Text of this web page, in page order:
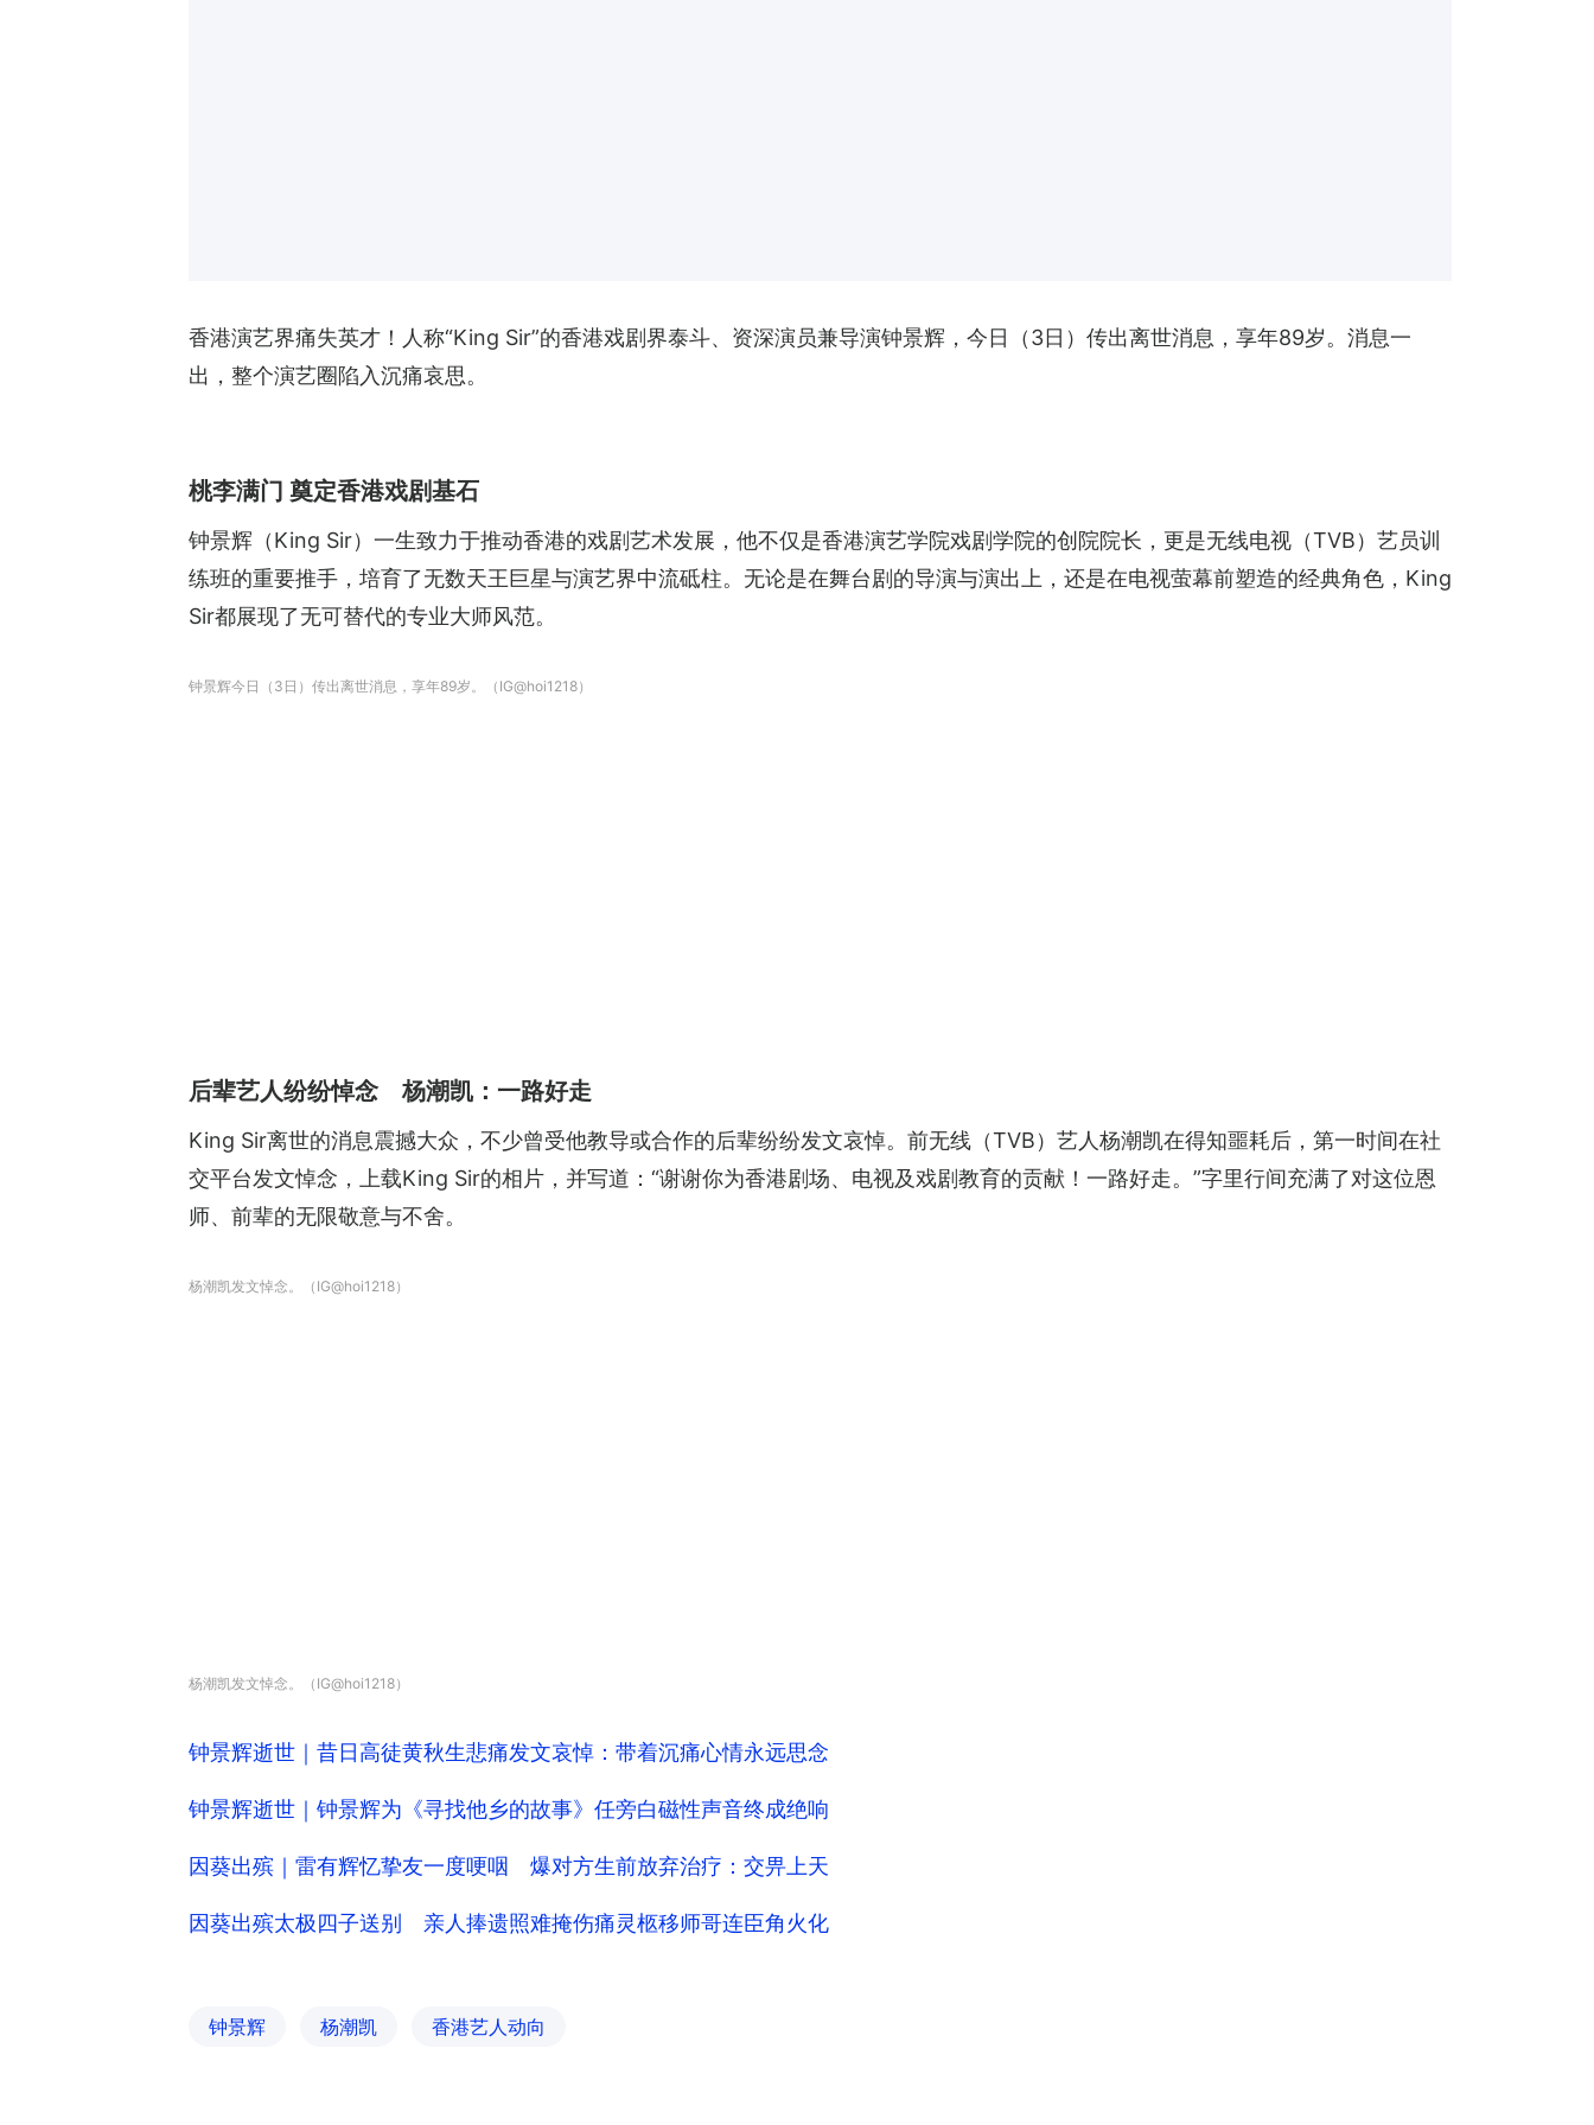
香港演艺界痛失英才！人称“King Sir”的香港戏剧界泰斗、资深演员兼导演钟景辉，今日（3日）传出离世消息，享年89岁。消息一
出，整个演艺圈陷入沉痛哀思。
桃李满门 奠定香港戏剧基石
钟景辉（King Sir）一生致力于推动香港的戏剧艺术发展，他不仅是香港演艺学院戏剧学院的创院院长，更是无线电视（TVB）艺员训
练班的重要推手，培育了无数天王巨星与演艺界中流砥柱。无论是在舞台剧的导演与演出上，还是在电视萤幕前塑造的经典角色，King
Sir都展现了无可替代的专业大师风范。
钟景辉今日（3日）传出离世消息，享年89岁。（IG@hoi1218）
后辈艺人纷纷悼念 杨潮凯：一路好走
King Sir离世的消息震撼大众，不少曾受他教导或合作的后辈纷纷发文哀悼。前无线（TVB）艺人杨潮凯在得知噩耗后，第一时间在社
交平台发文悼念，上载King Sir的相片，并写道：“谢谢你为香港剧场、电视及戏剧教育的贡献！一路好走。”字里行间充满了对这位恩
师、前辈的无限敬意与不舍。
杨潮凯发文悼念。（IG@hoi1218）
杨潮凯发文悼念。（IG@hoi1218）
钟景辉逝世｜昔日高徒黄秋生悲痛发文哀悼：带着沉痛心情永远思念
钟景辉逝世｜钟景辉为《寻找他乡的故事》任旁白磁性声音终成绝响
因葵出殡｜雷有辉忆挚友一度哽咽 爆对方生前放弃治疗：交畀上天
因葵出殡太极四子送别 亲人捧遗照难掩伤痛灵柩移师哥连臣角火化
钟景辉 杨潮凯 香港艺人动向